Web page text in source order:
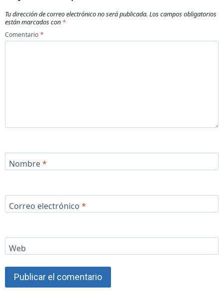
Tu dirección de correo electrónico no será publicada. Los campos obligatorios
están marcados con *
Comentario *
Nombre*
Correo electrónico *
Web